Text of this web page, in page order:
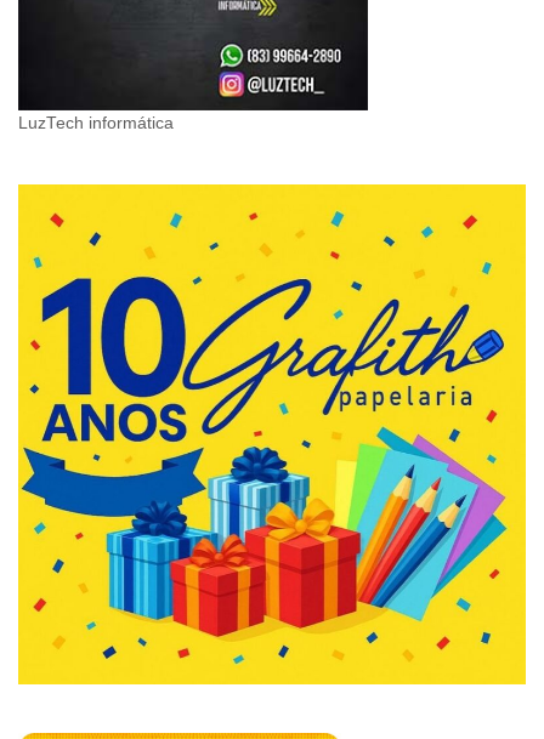
LuzTech informática